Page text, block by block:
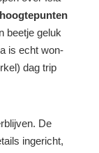
beetje geluk
is echt won-
dag trip
De
ingericht,